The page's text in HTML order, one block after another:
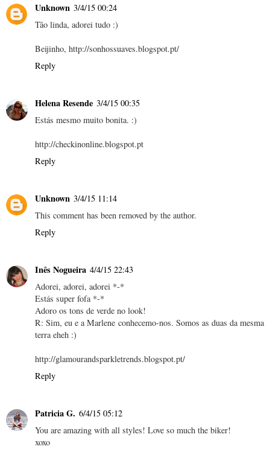
Unknown 3/4/15 00:24
Tão linda, adorei tudo :)
Beijinho, http://sonhossuaves.blogspot.pt/
Reply
Helena Resende 3/4/15 00:35
Estás mesmo muito bonita. :)
http://checkinonline.blogspot.pt
Reply
Unknown 3/4/15 11:14
This comment has been removed by the author.
Reply
Inês Nogueira 4/4/15 22:43
Adorei, adorei, adorei *-*
Estás super fofa *-*
Adoro os tons de verde no look!
R: Sim, eu e a Marlene conhecemo-nos. Somos as duas da mesma
terra eheh :)
http://glamourandsparkletrends.blogspot.pt/
Reply
Patricia G. 6/4/15 05:12
You are amazing with all styles! Love so much the biker!
xoxo